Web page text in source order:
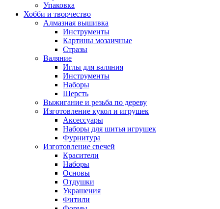
Упаковка
Хобби и творчество
Алмазная вышивка
Инструменты
Картины мозаичные
Стразы
Валяние
Иглы для валяния
Инструменты
Наборы
Шерсть
Выжигание и резьба по дереву
Изготовление кукол и игрушек
Аксессуары
Наборы для шитья игрушек
Фурнитура
Изготовление свечей
Красители
Наборы
Основы
Отдушки
Украшения
Фитили